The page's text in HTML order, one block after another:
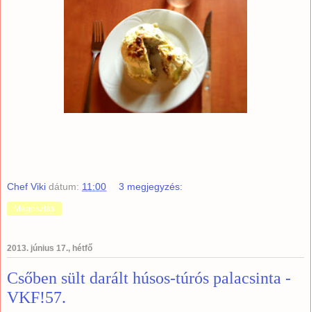
Chef Viki dátum: 11:00 3 megjegyzés:
Megosztás
2013. június 17., hétfő
Csőben sült darált húsos-túrós palacsinta -
VKF!57.